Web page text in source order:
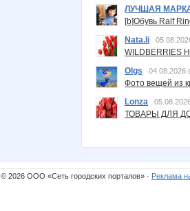
ЛУЧШАЯ
[b]Обувь Ralf
Nata.li
Olgs
04.08.2026
Фото вещей из
Lonza
ТОВАРЫ ДЛЯ
© 2026 ООО «Сеть городских порталов» · Реклама